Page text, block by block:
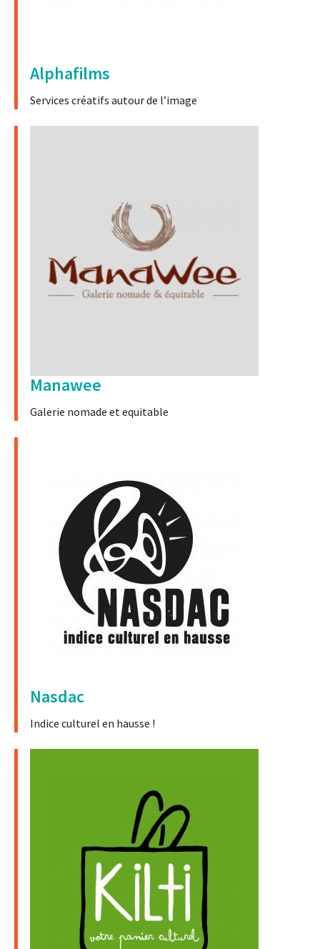
Alphafilms
Services créatifs autour de l’image
Manawee
Galerie nomade et equitable
Nasdac
Indice culturel en hausse !